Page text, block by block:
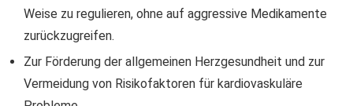
Weise zu regulieren, ohne auf aggressive Medikamente
zurückzugreifen.
Zur Förderung der allgemeinen Herzgesundheit und zur
Vermeidung von Risikofaktoren für kardiovaskuläre